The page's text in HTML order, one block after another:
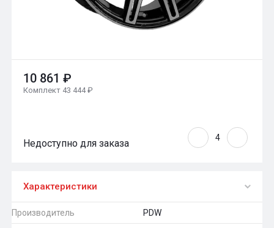
10 861 ₽
Комплект 43 444 ₽
Недоступно для заказа
Характеристики
Производитель PDW